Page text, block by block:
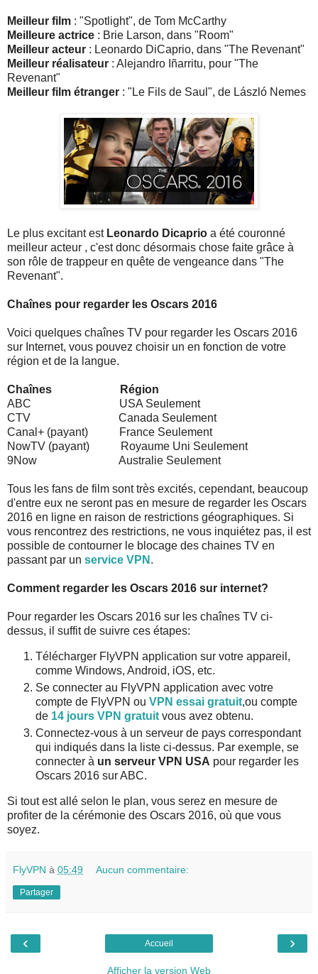
Meilleur film : "Spotlight", de Tom McCarthy
Meilleure actrice : Brie Larson, dans "Room"
Meilleur acteur : Leonardo DiCaprio, dans "The Revenant"
Meilleur réalisateur : Alejandro Iñarritu, pour "The
Revenant"
Meilleur film étranger : "Le Fils de Saul", de László Nemes
Le plus excitant est Leonardo Dicaprio a été couronné
meilleur acteur , c'est donc désormais chose faite grâce à
son rôle de trappeur en quête de vengeance dans "The
Revenant".
Chaînes pour regarder les Oscars 2016
Voici quelques chaînes TV pour regarder les Oscars 2016
sur Internet, vous pouvez choisir un en fonction de votre
région et de la langue.
Chaînes
Région
ABC USA Seulement
CTV Canada Seulement
Canal+ (payant) France Seulement
NowTV (payant) Royaume Uni Seulement
9Now Australie Seulement
Tous les fans de film sont très excités, cependant, beaucoup
d'entre eux ne seront pas en mesure de regarder les Oscars
2016 en ligne en raison de restrictions géographiques. Si
vous rencontrez des restrictions, ne vous inquiétez pas, il est
possible de contourner le blocage des chaines TV en
passant par un service VPN .
Comment regarder les Oscars 2016 sur internet?
Pour regarder les Oscars 2016 sur les chaînes TV ci-
dessus, il suffit de suivre ces étapes:
Télécharger FlyVPN application sur votre appareil,
comme Windows, Android, iOS, etc.
Se connecter au FlyVPN application avec votre
compte de FlyVPN ou VPN essai gratuit,ou compte
de 14 jours VPN gratuit vous avez obtenu.
Connectez-vous à un serveur de pays correspondant
qui indiqués dans la liste ci-dessus. Par exemple, se
connecter à un serveur VPN USA pour regarder les
Oscars 2016 sur ABC.
Si tout est allé selon le plan, vous serez en mesure de
profiter de la cérémonie des Oscars 2016, où que vous
soyez.
FlyVPN à 05:49 Aucun commentaire:
Partager
‹ ›
Accueil
Afficher la version Web